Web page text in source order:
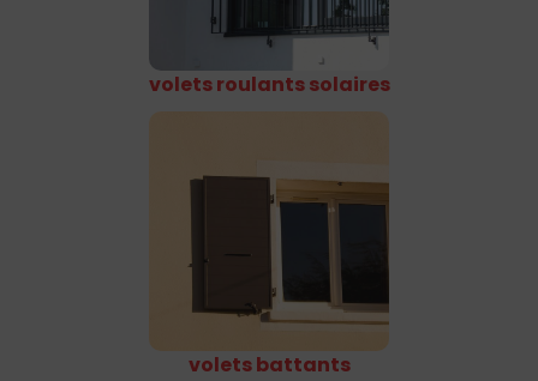
volets roulants solaires
volets battants